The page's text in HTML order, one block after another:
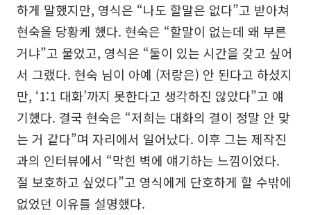
하게 말했지만, 영식은 “나도 할말은 없다”고 받아쳐
현숙을 당황케 했다. 현숙은 “할말이 없는데 왜 부른
거냐”고 물었고, 영식은 “둘이 있는 시간을 갖고 싶어
서 그랬다. 현숙 님이 아예 (저랑은) 안 된다고 하셨지
만, ‘1:1 대화’까지 못한다고 생각하진 않았다”고 얘
기했다. 결국 현숙은 “저희는 대화의 결이 정말 안 맞
는 거 같다”며 자리에서 일어났다. 이후 그는 제작진
과의 인터뷰에서 “막힌 벽에 얘기하는 느낌이었다.
절 보호하고 싶었다”고 영식에게 단호하게 할 수밖에
없었던 이유를 설명했다.